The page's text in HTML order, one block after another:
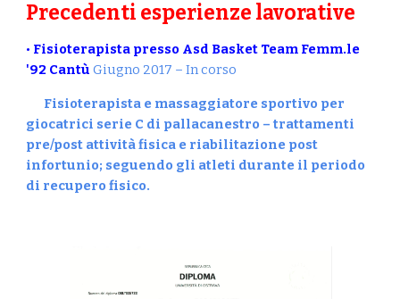
Precedenti​ ​esperienze​ ​lavorative
•​ ​Fisioterapista​ ​presso​ Asd Basket Team Femm.le
'92 Cantù Giugno 2017 – In corso
Fisioterapista e massaggiatore sportivo per
giocatrici serie C di pallacanestro – trattamenti
pre/post attività fisica e riabilitazione post
infortunio; seguendo gli atleti durante il periodo
di recupero fisico.